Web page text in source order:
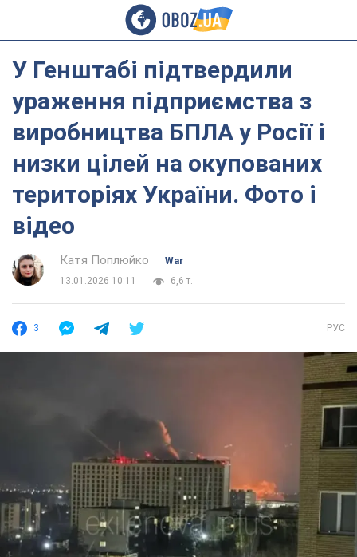
У Генштабі підтвердили
ураження підприємства з
виробництва БПЛА у Росії і
низки цілей на окупованих
територіях України. Фото і
відео
Катя Поплюйко
War
13.01.2026 10:11
6,6 т.
3 РУС